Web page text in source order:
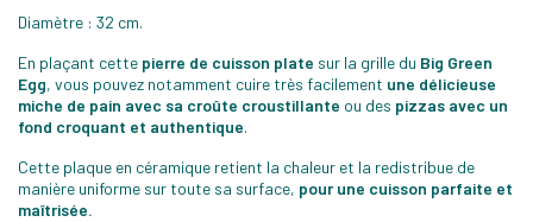
Diamètre : 32 cm.
En plaçant cette pierre de cuisson plate sur la grille du Big Green
Egg, vous pouvez notamment cuire très facilement une délicieuse
miche de pain avec sa croûte croustillante ou des pizzas avec un
fond croquant et authentique.
Cette plaque en céramique retient la chaleur et la redistribue de
manière uniforme sur toute sa surface, pour une cuisson parfaite et
maîtrisée.